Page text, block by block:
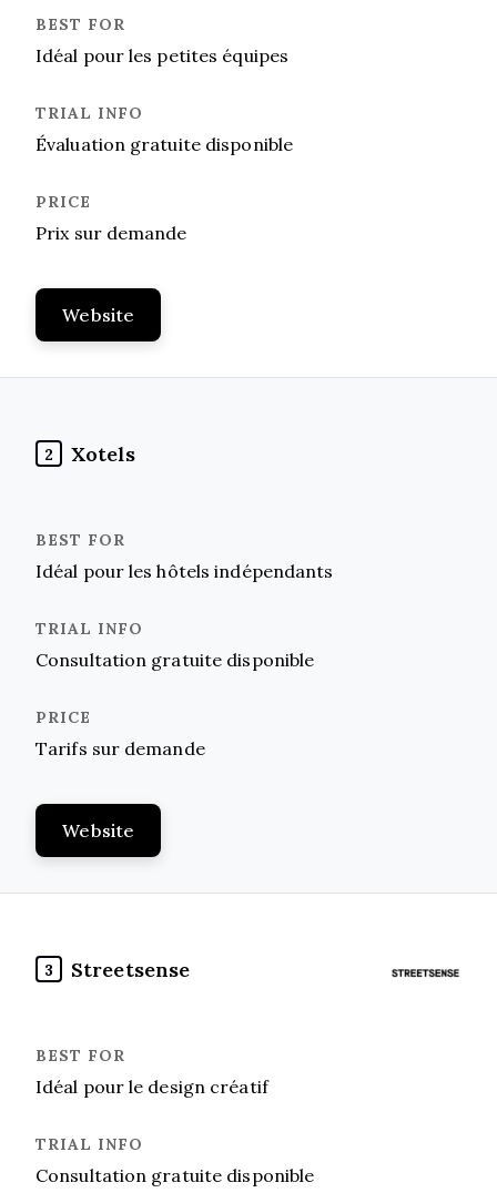
Idéal pour les petites équipes
Évaluation gratuite disponible
Prix sur demande
Website
2 Xotels
Idéal pour les hôtels indépendants
Consultation gratuite disponible
Tarifs sur demande
Website
3 Streetsense
Idéal pour le design créatif
Consultation gratuite disponible